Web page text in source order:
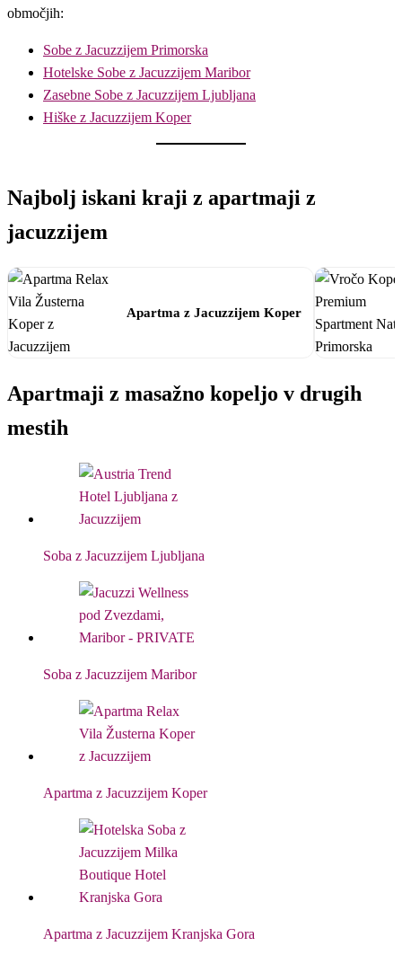
območjih:
Sobe z Jacuzzijem Primorska
Hotelske Sobe z Jacuzzijem Maribor
Zasebne Sobe z Jacuzzijem Ljubljana
Hiške z Jacuzzijem Koper
Najbolj iskani kraji z apartmaji z
jacuzzijem
Apartma z Jacuzzijem Koper
Apartmaji z masažno kopeljo v drugih
mestih
Soba z Jacuzzijem Ljubljana
Soba z Jacuzzijem Maribor
Apartma z Jacuzzijem Koper
Apartma z Jacuzzijem Kranjska Gora